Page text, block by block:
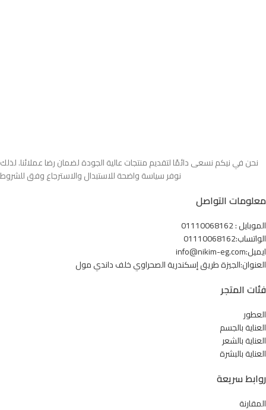
نحن في نيكم نسعى دائمًا لتقديم منتجات عالية الجودة لضمان رضا عملائنا. لذلك
نوفر سياسة واضحة للاستبدال والاسترجاع وفق للشروط
معلومات التواصل
الموبايل : 01110068162
الواتساب:01110068162
ايميل:info@nikim-eg.com
العنوان:الجيزة طريق إسكندرية الصحراوي خلف داندي مول
فئات المتجر
العطور
العناية بالجسم
العناية بالشعر
العناية بالبشرة
روابط سريعة
المقارنة